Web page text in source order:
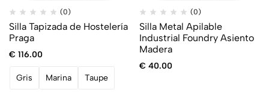
(0)
Silla Tapizada de Hostelería
Praga
€ 116.00
Gris Marina Taupe
(0)
Silla Metal Apilable
Industrial Foundry Asiento
Madera
€ 40.00